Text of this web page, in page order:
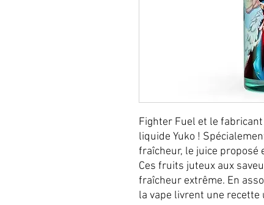
Fighter Fuel et le
liquide Yuko !
fraîcheur, le juice proposé
Ces fruits juteux aux
fraîcheur extrême. En
la vape livrent une